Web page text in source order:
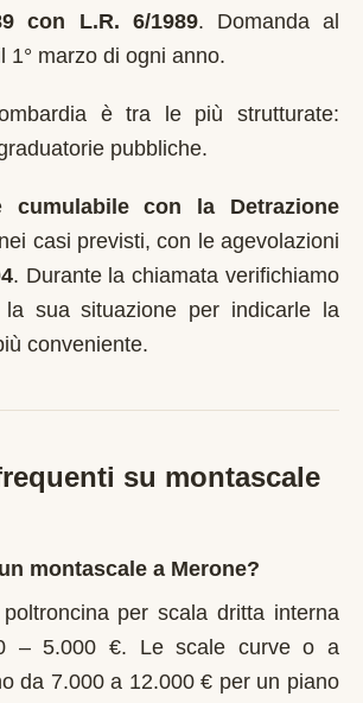
con L.R. 6/1989. Domanda al
1° marzo di ogni anno.
è tra le più strutturate:
pubbliche.
cumulabile con la Detrazione
casi previsti, con le agevolazioni
. Durante la chiamata verifichiamo
la sua situazione per indicarle la
conveniente.
su montascale
montascale a Merone?
per scala dritta interna
– 5.000 €. Le scale curve o a
da 7.000 a 12.000 € per un piano